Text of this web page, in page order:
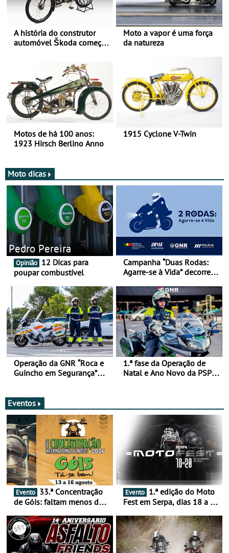
A história do construtor
automóvel Škoda começou
Moto a vapor é uma força
da natureza
Motos de há 100 anos:
1923 Hirsch Berlino Anno
1915 Cyclone V-Twin
Moto dicas
Pedro Pereira
Opinião
poupar combustível
Campanha “Duas Rodas:
Agarre-se à Vida” decorre
Operação da GNR “Roca e
Guincho em Segurança”
1.ª fase da Operação de
Natal e Ano Novo da PSP e
Eventos
Evento
de Góis: faltam menos de
16 de agosto
Evento
Fest em Serpa, dias 18 a 20
duas rodas invade o Baixo
Alentejo